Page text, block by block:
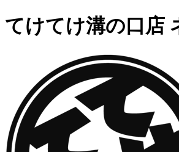
てけてけ溝の口店